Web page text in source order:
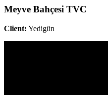
Meyve Bahçesi TVC
Client: Yedigün